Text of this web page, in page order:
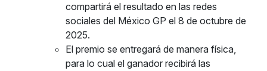
compartirá el resultado en las redes
sociales del México GP el 8 de octubre de
2025.
El premio se entregará de manera física,
para lo cual el ganador recibirá las